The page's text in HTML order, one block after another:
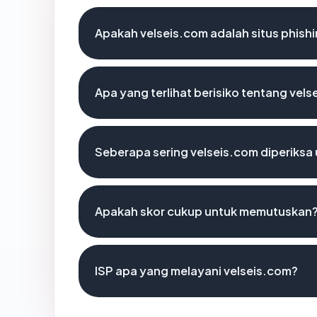
Apakah velseis.com adalah situs
Apa yang terlihat berisiko tentang
Seberapa sering velseis.com diperiksa
Apakah skor cukup untuk memutuskan?
ISP apa yang melayani velseis.com?